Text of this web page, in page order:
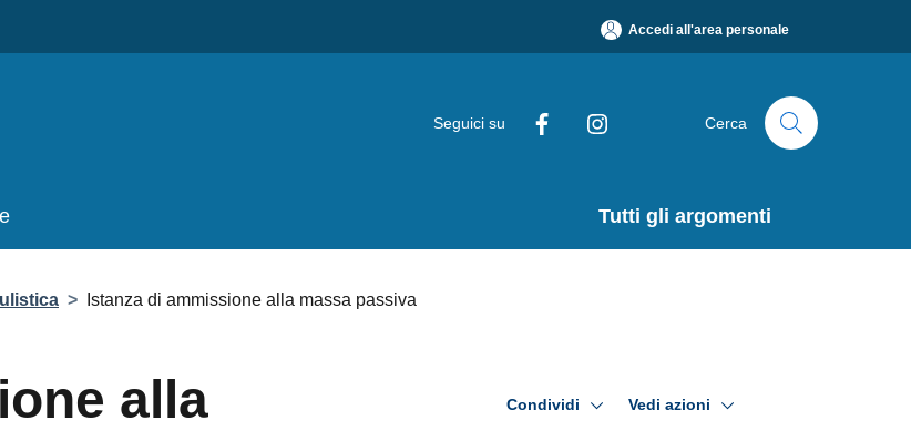
Accedi all'area personale
Seguici su Cerca
Tutti gli argomenti
> Istanza di ammissione alla massa passiva
alla massa Condividi Vedi azioni